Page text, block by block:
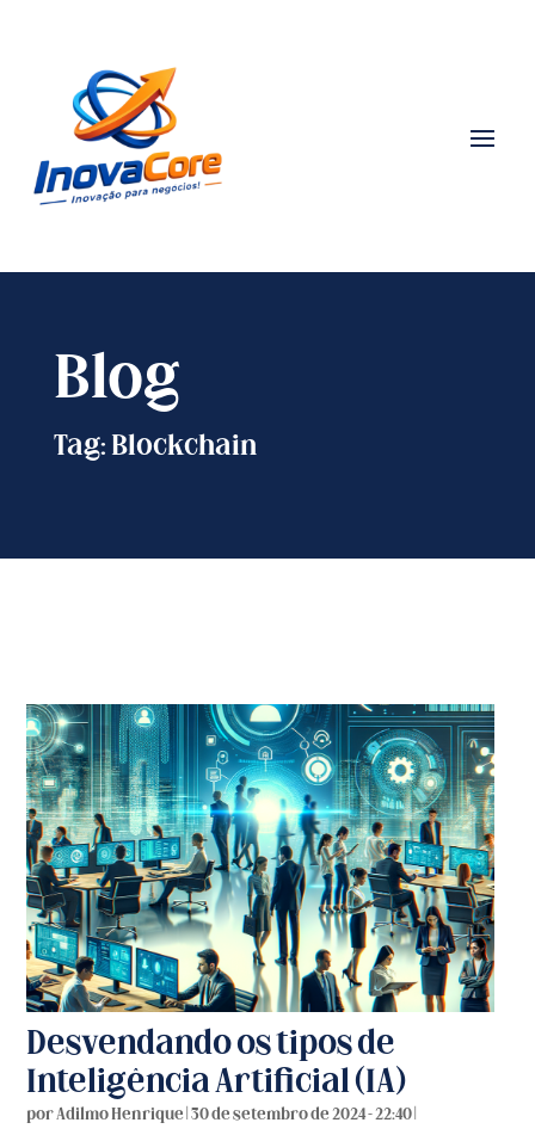
Blog
Tag: Blockchain
Desvendando os tipos de
Inteligência Artificial (IA)
porAdilmo Henrique|30 de setembro de 2024 - 22:40|